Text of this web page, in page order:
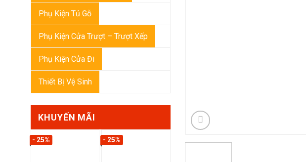
Phụ Kiện Tủ Gỗ
Phụ Kiện Cửa Trượt – Trượt Xếp
Phụ Kiện Cửa Đi
Thiết Bị Vệ Sinh
KHUYẾN MÃI
- 25% - 25%